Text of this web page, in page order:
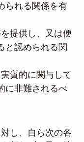
られる関係を有
提供し、又は便
と認められる関
質的に関与して
に非難されるべ
し、自ら次の各